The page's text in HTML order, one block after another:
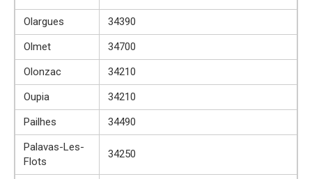
Olargues
34390
Olmet
34700
Olonzac
34210
Oupia
34210
Pailhes
34490
Palavas-Les-
Flots
34250